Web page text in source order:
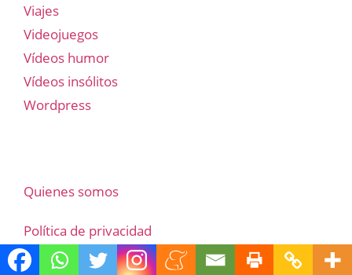
Viajes
Videojuegos
Vídeos humor
Vídeos insólitos
Wordpress
Quienes somos
Política de privacidad
Aviso legal